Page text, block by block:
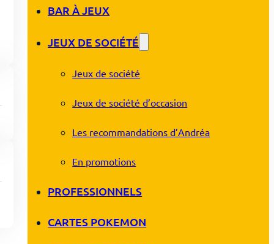
BAR À JEUX
JEUX DE SOCIÉTÉ
Jeux de société
Jeux de société d’occasion
Les recommandations d’Andréa
En promotions
PROFESSIONNELS
CARTES POKEMON